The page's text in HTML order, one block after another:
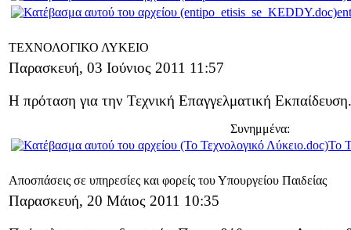
ΤΕΧΝΟΛΟΓΙΚΟ ΛΥΚΕΙΟ
Παρασκευή, 03 Ιούνιος 2011 11:57
Η πρόταση για την Τεχνική Επαγγελματική Εκπαίδευση.
Συνημμένα:
Το
Αποσπάσεις σε υπηρεσίες και φορείς του Υπουργείου Παιδείας
Παρασκευή, 20 Μάιος 2011 10:35